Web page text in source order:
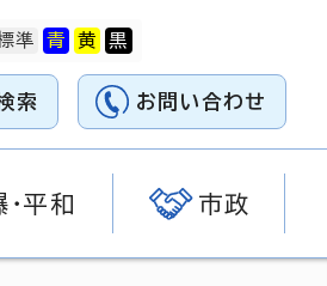
索 お問い合わせ
・平和 市政